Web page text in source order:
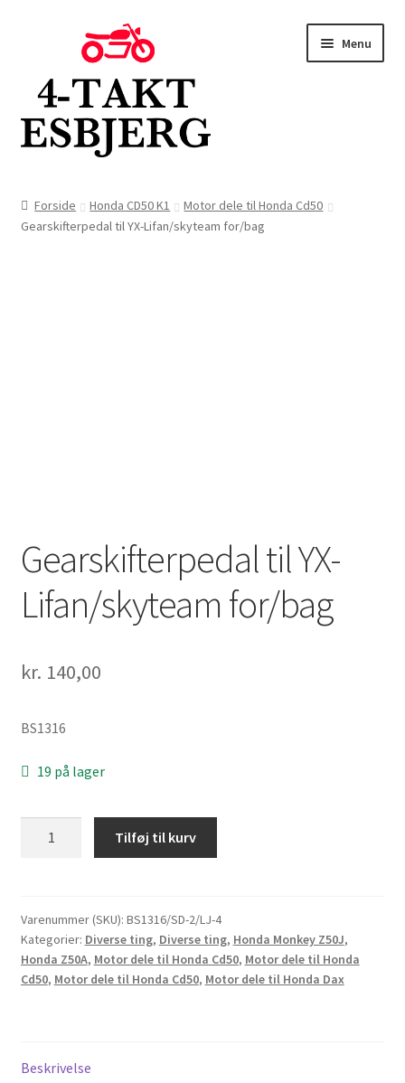
navigation
indhold
Menu
Butik
Forside Honda CD50 K1
Motor dele til Honda Cd50
Gearskifterpedal til YX-Lifan/skyteam for/bag
Gearskifterpedal til YX-
Lifan/skyteam for/bag
kr. 140,00
BS1316
19 på lager
for/bag
antal
Tilføj til kurv
Varenummer (SKU): BS1316/SD-2/LJ-4
Kategorier: Diverse ting, Diverse ting, Honda Monkey Z50J,
Honda Z50A, Motor dele til Honda Cd50, Motor dele til Honda
Cd50, Motor dele til Honda Cd50, Motor dele til Honda Dax
Beskrivelse